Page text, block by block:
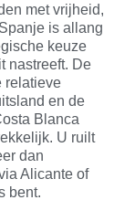
met vrijheid,
is allang
keuze
nastreeft. De
relatieve
en de
Blanca
U ruilt
dan
Alicante of
bent.